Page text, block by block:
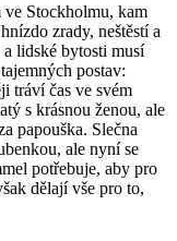
Stockholmu, kam
ízdo zrady, neštěstí a
a lidské bytosti musí
ých postav:
trávíčas ve svém
ý s krásnou ženou, ale
papouška. Slečna
ale nyní se
potřebuje, aby pro
šak dělají vše pro to,